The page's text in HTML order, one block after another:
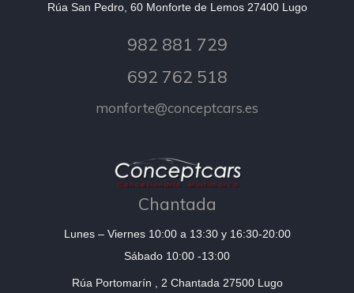
Rúa San Pedro, 60 Monforte de Lemos 27400 Lugo
982 881 729
692 762 518
monforte@conceptcars.es
Chantada
Lunes – Viernes 10:00 a 13:30 y 16:30-20:00
Sábado 10:00 -13:00
Rúa Portomarín , 2 Chantada 27500 Lugo